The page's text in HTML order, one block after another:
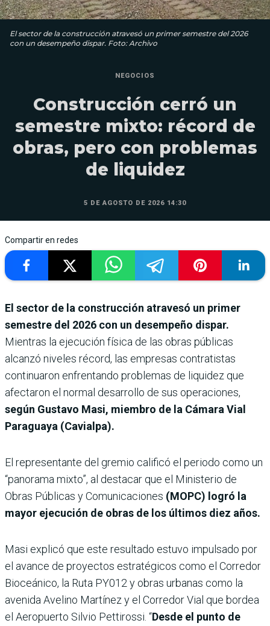
El sector de la construcción atravesó un primer semestre del 2026
con un desempeño dispar. Foto: Archivo
NEGOCIOS
Construcción cerró un
semestre mixto: récord de
obras, pero con problemas
de liquidez
5 DE AGOSTO DE 2026 14:30
Compartir en redes
El sector de la construcción atravesó un primer
semestre del 2026 con un desempeño dispar.
Mientras la ejecución física de las obras públicas
alcanzó niveles récord, las empresas contratistas
continuaron enfrentando problemas de liquidez que
afectaron el normal desarrollo de sus operaciones,
según Gustavo Masi, miembro de la Cámara Vial
Paraguaya (Cavialpa).
El representante del gremio calificó el periodo como un
“panorama mixto”, al destacar que el Ministerio de
Obras Públicas y Comunicaciones (MOPC) logró la
mayor ejecución de obras de los últimos diez años.
Masi explicó que este resultado estuvo impulsado por
el avance de proyectos estratégicos como el Corredor
Bioceánico, la Ruta PY012 y obras urbanas como la
avenida Avelino Martínez y el Corredor Vial que bordea
el Aeropuerto Silvio Pettirossi. “Desde el punto de